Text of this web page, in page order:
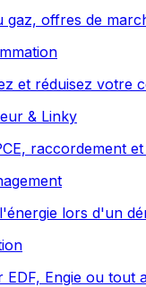
gaz, offres de
et réduisez votre
& Linky
raccordement
lors d'un
EDF, Engie ou tout